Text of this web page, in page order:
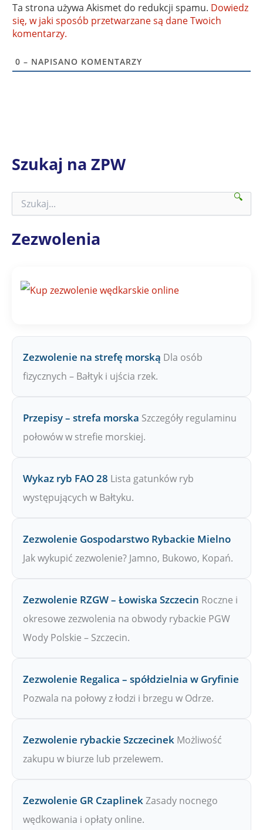
Ta strona używa Akismet do redukcji spamu. Dowiedz
się, w jaki sposób przetwarzane są dane Twoich
komentarzy.
0 – NAPISANO KOMENTARZY
Szukaj na ZPW
k
a
🔍
Zezwolenia
Zezwolenie na strefę morską Dla osób
fizycznych – Bałtyk i ujścia rzek.
Przepisy – strefa morska Szczegóły regulaminu
połowów w strefie morskiej.
Wykaz ryb FAO 28 Lista gatunków ryb
występujących w Bałtyku.
Zezwolenie Gospodarstwo Rybackie Mielno
Jak wykupić zezwolenie? Jamno, Bukowo, Kopań.
Zezwolenie RZGW – Łowiska Szczecin Roczne i
okresowe zezwolenia na obwody rybackie PGW
Wody Polskie – Szczecin.
Zezwolenie Regalica – spółdzielnia w Gryfinie
Pozwala na połowy z łodzi i brzegu w Odrze.
Zezwolenie rybackie Szczecinek Możliwość
zakupu w biurze lub przelewem.
Zezwolenie GR CzaplinekZasady nocnego
wędkowania i opłaty online.